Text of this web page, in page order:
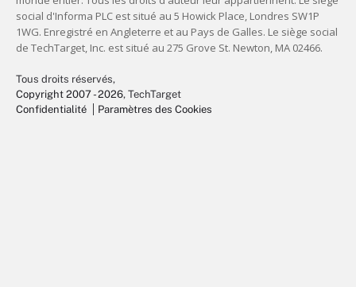
Tous droits réservés,
Copyright 2007 - 2026, TechTarget
Confidentialité
Paramètres des Cookies